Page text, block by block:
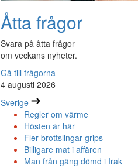
Åtta frågor
Svara på åtta frågor
om veckans nyheter.
Gå till frågorna
4 augusti 2026
Sverige
Regler om värme
Hösten är här
Fler brottslingar grips
Billigare mat i affären
Man från gäng dömd i Irak